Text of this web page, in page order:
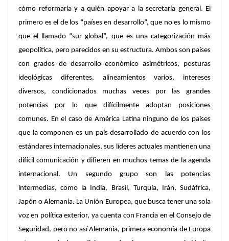
cómo reformarla y a quién apoyar a la secretaría general. El
primero es el de los “países en desarrollo”, que no es lo mismo
que el llamado “sur global”, que es una categorización más
geopolítica, pero parecidos en su estructura. Ambos son países
con grados de desarrollo económico asimétricos, posturas
ideológicas diferentes, alineamientos varios, intereses
diversos, condicionados muchas veces por las grandes
potencias por lo que difícilmente adoptan posiciones
comunes. En el caso de América Latina ninguno de los países
que la componen es un país desarrollado de acuerdo con los
estándares internacionales, sus líderes actuales mantienen una
difícil comunicación y difieren en muchos temas de la agenda
internacional. Un segundo grupo son las potencias
intermedias, como la India, Brasil, Turquía, Irán, Sudáfrica,
Japón o Alemania. La Unión Europea, que busca tener una sola
voz en política exterior, ya cuenta con Francia en el Consejo de
Seguridad, pero no así Alemania, primera economía de Europa